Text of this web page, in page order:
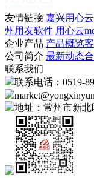
友情链接 嘉兴用心云
州用友软件 用心云
企业产品 产品概览
公司简介 最新动态
联系我们
联系电话：0519-
地址：常州市新北